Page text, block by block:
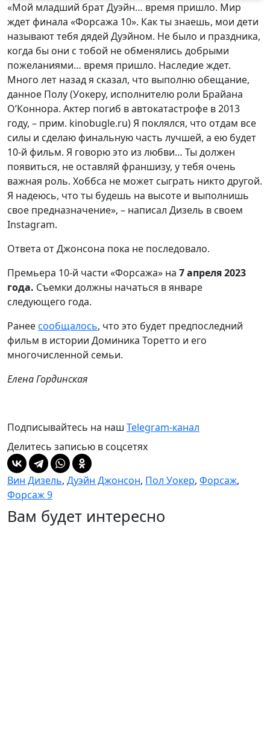
«Мой младший брат Дуэйн… время пришло. Мир
ждет финала «Форсажа 10». Как ты знаешь, мои дети
называют тебя дядей Дуэйном. Не было и праздника,
когда бы они с тобой не обменялись добрыми
пожеланиями… время пришло. Наследие ждет.
Много лет назад я сказал, что выполню обещание,
данное Полу (Уокеру, исполнителю роли Брайана
О’Коннора. Актер погиб в автокатастрофе в 2013
году, – прим. kinobugle.ru) Я поклялся, что отдам все
силы и сделаю финальную часть лучшей, а ею будет
10-й фильм. Я говорю это из любви… Ты должен
появиться, не оставляй франшизу, у тебя очень
важная роль. Хоббса не может сыграть никто другой.
Я надеюсь, что ты будешь на высоте и выполнишь
свое предназначение», – написал Дизель в своем
Instagram.
Ответа от Джонсона пока не последовало.
Премьера 10-й части «Форсажа» на 7 апреля 2023
года. Съемки должны начаться в январе
следующего года.
Ранеесообщалось, что это будет предпоследний
фильм в истории Доминика Торетто и его
многочисленной семьи.
Елена Гординская
Подписывайтесь на наш Telegram-канал
Делитесь записью в соцсетях
Вин Дизель, Дуэйн Джонсон, Пол Уокер, Форсаж,
Форсаж 9
Вам будет интересно